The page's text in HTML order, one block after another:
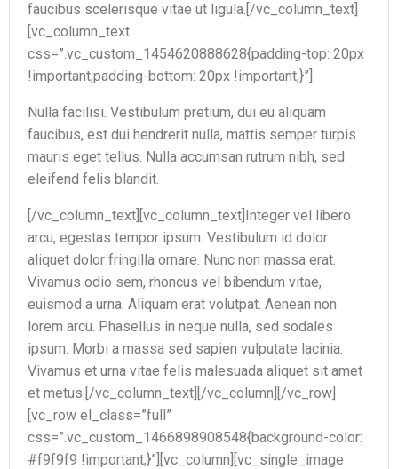
faucibus scelerisque vitae ut ligula.[/vc_column_text]
[vc_column_text
css=”.vc_custom_1454620888628{padding-top: 20px
!important;padding-bottom: 20px !important;}”]
Nulla facilisi. Vestibulum pretium, dui eu aliquam
faucibus, est dui hendrerit nulla, mattis semper turpis
mauris eget tellus. Nulla accumsan rutrum nibh, sed
eleifend felis blandit.
[/vc_column_text][vc_column_text]Integer vel libero
arcu, egestas tempor ipsum. Vestibulum id dolor
aliquet dolor fringilla ornare. Nunc non massa erat.
Vivamus odio sem, rhoncus vel bibendum vitae,
euismod a urna. Aliquam erat volutpat. Aenean non
lorem arcu. Phasellus in neque nulla, sed sodales
ipsum. Morbi a massa sed sapien vulputate lacinia.
Vivamus et urna vitae felis malesuada aliquet sit amet
et metus.[/vc_column_text][/vc_column][/vc_row]
[vc_row el_class=”full”
css=”.vc_custom_1466898908548{background-color:
#f9f9f9 !important;}”][vc_column][vc_single_image